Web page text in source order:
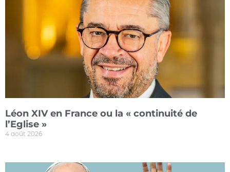
Léon XIV en France ou la « continuité de
l’Eglise »
4 août 2026